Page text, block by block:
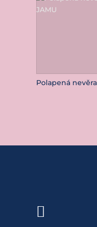
Polapená
